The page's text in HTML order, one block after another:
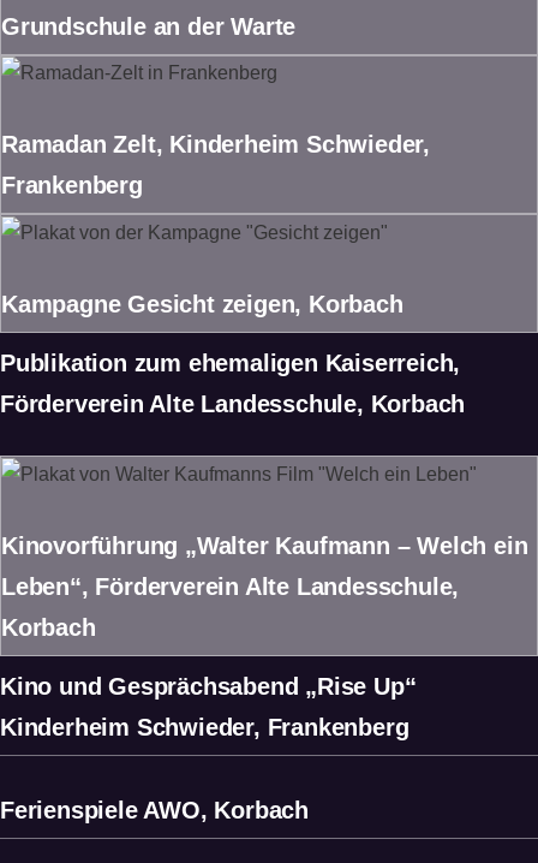
Grundschule an der Warte
Ramadan Zelt, Kinderheim Schwieder,
Frankenberg
Kampagne Gesicht zeigen, Korbach
Publikation zum ehemaligen Kaiserreich,
Förderverein Alte Landesschule, Korbach
Kinovorführung „Walter Kaufmann – Welch ein
Leben“, Förderverein Alte Landesschule,
Korbach
Kino und Gesprächsabend „Rise Up“
Kinderheim Schwieder, Frankenberg
Ferienspiele AWO, Korbach